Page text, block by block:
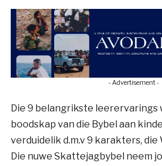
- Advertisement -
Die 9 belangrikste leerervarings
boodskap van die Bybel aan
verduidelik d.m.v 9 karakters, die
Die nuwe Skattejagbybel neem